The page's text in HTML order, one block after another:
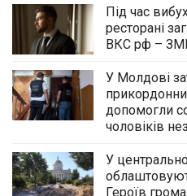
Під час
ресторані
ВКС рф – ЗМІ
У Молдові
допомогли
чоловіків
У
Героїв